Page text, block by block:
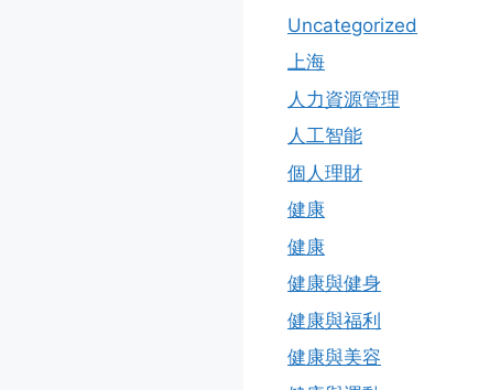
Uncategorized
上海
人力資源管理
人工智能
個人理財
健康
健康
健康與健身
健康與福利
健康與美容